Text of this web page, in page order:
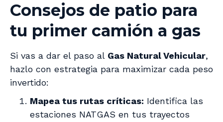
Consejos de patio para
tu primer camión a gas
Si vas a dar el paso al Gas Natural Vehicular,
hazlo con estrategia para maximizar cada peso
invertido:
Mapea tus rutas críticas: Identifica las
estaciones NATGAS en tus trayectos